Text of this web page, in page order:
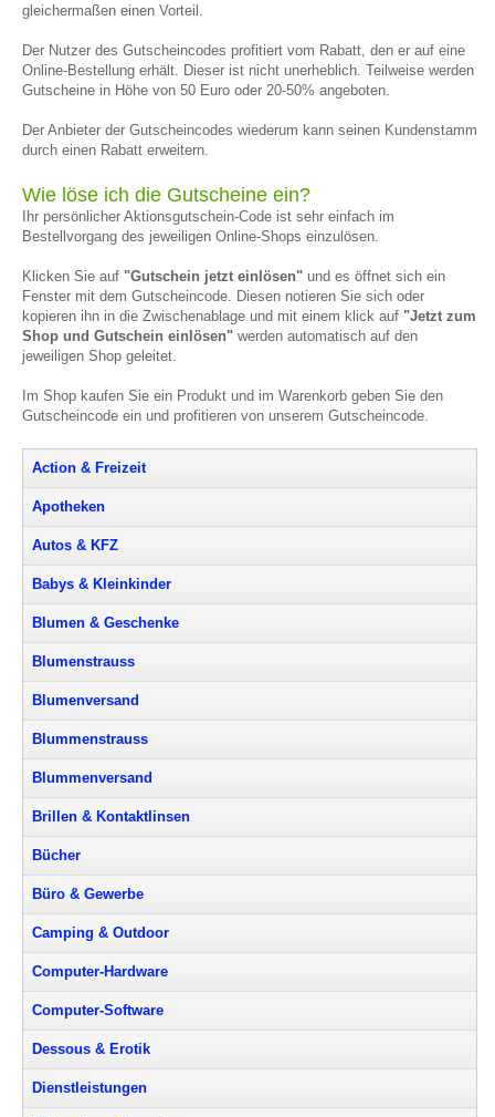
gleichermaßen einen Vorteil.
Der Nutzer des Gutscheincodes profitiert vom Rabatt, den er auf eine
Online-Bestellung erhält. Dieser ist nicht unerheblich. Teilweise werden
Gutscheine in Höhe von 50 Euro oder 20-50% angeboten.
Der Anbieter der Gutscheincodes wiederum kann seinen Kundenstamm
durch einen Rabatt erweitern.
Wie löse ich die Gutscheine ein?
Ihr persönlicher Aktionsgutschein-Code ist sehr einfach im
Bestellvorgang des jeweiligen Online-Shops einzulösen.
Klicken Sie auf "Gutschein jetzt einlösen" und es öffnet sich ein
Fenster mit dem Gutscheincode. Diesen notieren Sie sich oder
kopieren ihn in die Zwischenablage und mit einem klick auf "Jetzt zum
Shop und Gutschein einlösen" werden automatisch auf den
jeweiligen Shop geleitet.
Im Shop kaufen Sie ein Produkt und im Warenkorb geben Sie den
Gutscheincode ein und profitieren von unserem Gutscheincode.
Action & Freizeit
Apotheken
Autos & KFZ
Babys & Kleinkinder
Blumen & Geschenke
Blumenstrauss
Blumenversand
Blummenstrauss
Blummenversand
Brillen & Kontaktlinsen
Bücher
Büro & Gewerbe
Camping & Outdoor
Computer-Hardware
Computer-Software
Dessous & Erotik
Dienstleistungen